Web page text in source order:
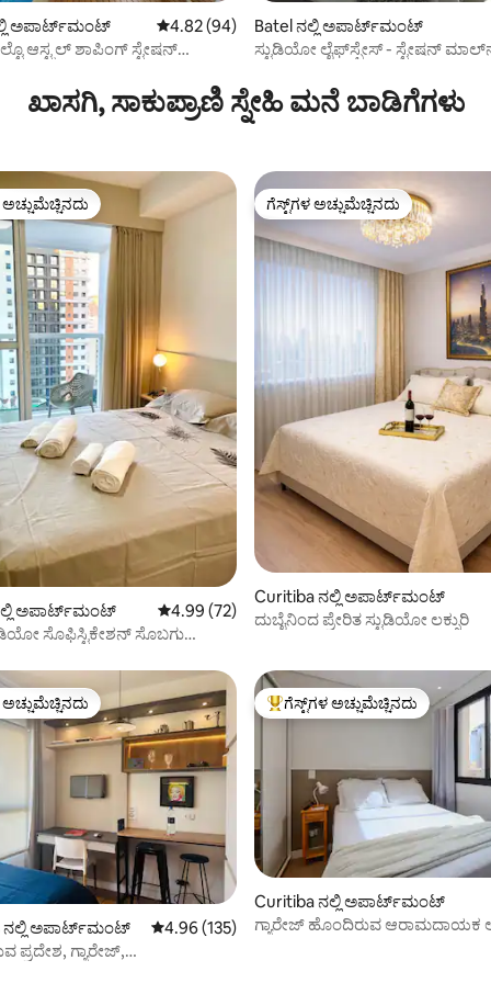
15 ವಿಮರ್ಶೆಗಳು
ಅಪಾರ್ಟ್‌ಮಂಟ್ 5 ರಲ್ಲಿ 4.82 ಸರಾಸರಿ ರೇಟಿಂಗ್, 94 ವಿಮರ್ಶೆಗಳು
4.82 (94)
ಶಾಪಿಂಗ್ ಸ್ಟೇಷನ್
Batel ನಲ್ಲಿ ಅಪಾರ್ಟ್‌ಮಂಟ್
ಸ್ಟುಡಿಯೋ ಲೈಫ್‌ಸ್ಪೇಸ್ - ಸ್ಟೇಷನ್
ಖಾಸಗಿ, ಸಾಕುಪ್ರಾಣಿ ಸ್ನೇಹಿ ಮನೆ ಬಾಡಿಗೆಗಳು
45 ವಿಮರ್ಶೆಗಳು
ಹೆಚ್ಚು ಅಚ್ಚುಮೆಚ್ಚಿನದು
ಅಪಾರ್ಟ್‌ಮಂಟ್ 5 ರಲ್ಲಿ 4.99 ಸರಾಸರಿ ರೇಟಿಂಗ್, 72 ವಿಮರ್ಶೆಗಳು
4.99 (72)
ಸೊಫಿಸ್ಟಿಕೇಶನ್ ಸೊಬಗು
ಗೆಸ್ಟ್‌ಗಳ ಅಚ್ಚುಮೆಚ್ಚಿನದು
ಗೆಸ್ಟ್‌ಗಳ ಅಚ್ಚುಮೆಚ್ಚಿನದು
Curitiba ನಲ್ಲಿ ಅಪಾರ್ಟ್‌ಮಂಟ್
ದುಬೈನಿಂದ ಪ್ರೇರಿತ ಸ್ಟುಡಿಯೋ ಲಕ್ಸುರಿ
ಹೆಚ್ಚು ಅಚ್ಚುಮೆಚ್ಚಿನದು
ನಲ್ಲಿ ಅಪಾರ್ಟ್‌ಮಂಟ್ 5 ರಲ್ಲಿ 4.96 ಸರಾಸರಿ ರೇಟಿಂಗ್, 135 ವಿಮರ್ಶೆಗಳು
4.96 (135)
ಪ್ರದೇಶ, ಗ್ಯಾರೇಜ್,
ಗೆಸ್ಟ್‌ಗಳಿಗೆ ಅತಿ ಹೆಚ್ಚು ಅಚ್ಚುಮೆಚ್ಚಿನದು
ಗೆಸ್ಟ್‌ಗಳ ಅಚ್ಚುಮೆಚ್ಚಿನದು
Curitiba ನಲ್ಲಿ ಅಪಾರ್ಟ್‌ಮಂಟ್
ಗ್ಯಾರೇಜ್ ಹೊಂದಿರುವ ಆರಾಮದಾಯಕ